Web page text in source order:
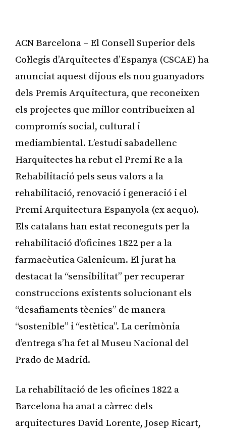
ACN Barcelona – El Consell Superior dels
Col·legis d’Arquitectes d’Espanya (CSCAE) ha
anunciat aquest dijous els nou guanyadors
dels Premis Arquitectura, que reconeixen
els projectes que millor contribueixen al
compromís social, cultural i
mediambiental. L’estudi sabadellenc
Harquitectes ha rebut el Premi Re a la
Rehabilitació pels seus valors a la
rehabilitació, renovació i generació i el
Premi Arquitectura Espanyola (ex aequo).
Els catalans han estat reconeguts per la
rehabilitació d’oficines 1822 per a la
farmacèutica Galenicum. El jurat ha
destacat la “sensibilitat” per recuperar
construccions existents solucionant els
“desafiaments tècnics” de manera
“sostenible” i “estètica”. La cerimònia
d’entrega s’ha fet al Museu Nacional del
Prado de Madrid.
La rehabilitació de les oficines 1822 a
Barcelona ha anat a càrrec dels
arquitectures David Lorente, Josep Ricart,